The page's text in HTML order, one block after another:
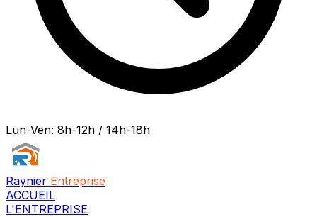
Lun-Ven: 8h-12h / 14h-18h
Raynier Entreprise
ACCUEIL
L'ENTREPRISE